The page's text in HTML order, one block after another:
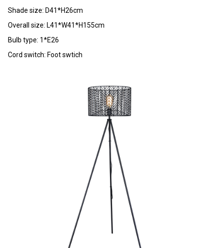
Shade size: D41*H26cm
Overall size: L41*W41*H155cm
Bulb type: 1*E26
Cord switch: Foot swtich